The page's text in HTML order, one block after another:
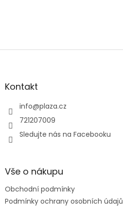
Kontakt
info@plaza.cz
721207009
Sledujte nás na Facebooku
Vše o nákupu
Obchodní podmínky
Podmínky ochrany osobních údajů